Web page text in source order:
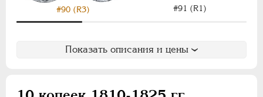
#90 (R3) #91 (R1)
Показать описания и цены